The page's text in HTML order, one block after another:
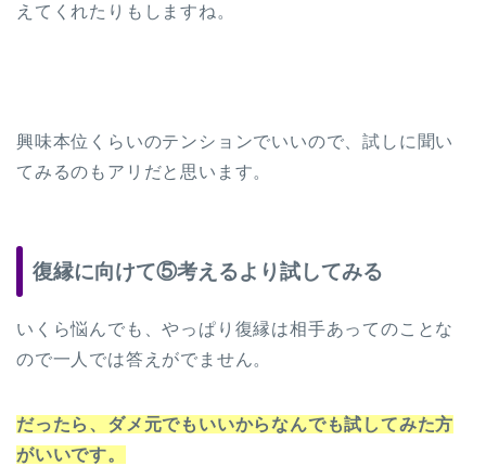
えてくれたりもしますね。
興味本位くらいのテンションでいいので、試しに聞い
てみるのもアリだと思います。
復縁に向けて⑤考えるより試してみる
いくら悩んでも、やっぱり復縁は相手あってのことな
ので一人では答えがでません。
だったら、ダメ元でもいいからなんでも試してみた方
がいいです。